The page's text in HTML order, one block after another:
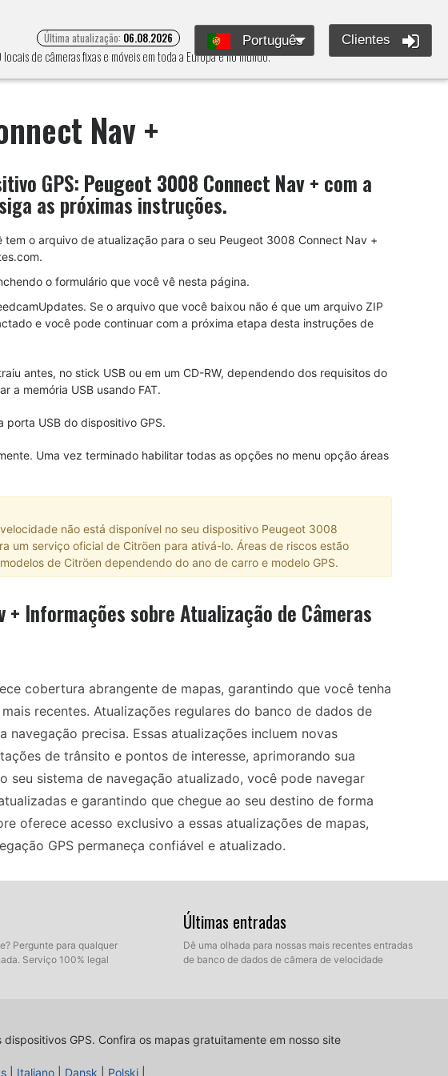
de câmeras fixas e móveis em toda a Europa e no mundo.
Última atualização: 06.08.2026 Português Clientes
Nav +
GPS: Peugeot 3008 Connect Nav + com a
as próximas instruções.
o arquivo de atualização para o seu Peugeot 3008 Connect Nav +
o formulário que você vê nesta página.
Se o arquivo que você baixou não é que um arquivo ZIP
e você pode continuar com a próxima etapa desta instruções de
antes, no stick USB ou em um CD-RW, dependendo dos requisitos do
a memória USB usando FAT.
porta USB do dispositivo GPS.
Uma vez terminado habilitar todas as opções no menu opção áreas
não está disponível no seu dispositivo Peugeot 3008
um serviço oficial de Citröen para ativá-lo. Áreas de riscos estão
de Citröen dependendo do ano de carro e modelo GPS.
+ Informações sobre Atualização de Câmeras
cobertura abrangente de mapas, garantindo que você tenha
recentes. Atualizações regulares do banco de dados de
navegação precisa. Essas atualizações incluem novas
de trânsito e pontos de interesse, aprimorando sua
seu sistema de navegação atualizado, você pode navegar
e garantindo que chegue ao seu destino de forma
oferece acesso exclusivo a essas atualizações de mapas,
GPS permaneça confiável e atualizado.
ou cartão SD, dependendo das especificações do seu
mais recente do mapa na Peugeot Navigation Store para
a atualização para um pen drive ou cartão SD. Insira o
permitindo um planejamento de rotas ideal.
Pergunte para qualquer
Serviço 100% legal
Últimas entradas
Dê uma olhada para nossas mais recentes entradas
de banco de dados de câmera de velocidade
GPS. Confira os mapas gratuitamente em nosso site
Italiano Dansk Polski